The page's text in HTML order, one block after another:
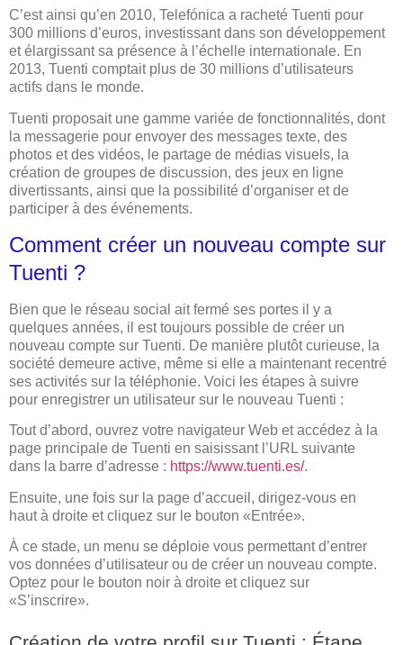
C’est ainsi qu’en 2010, Telefónica a racheté Tuenti pour
300 millions d’euros, investissant dans son développement
et élargissant sa présence à l’échelle internationale. En
2013, Tuenti comptait plus de 30 millions d’utilisateurs
actifs dans le monde.
Tuenti proposait une gamme variée de fonctionnalités, dont
la messagerie pour envoyer des messages texte, des
photos et des vidéos, le partage de médias visuels, la
création de groupes de discussion, des jeux en ligne
divertissants, ainsi que la possibilité d’organiser et de
participer à des événements.
Comment créer un nouveau compte sur
Tuenti ?
Bien que le réseau social ait fermé ses portes il y a
quelques années, il est toujours possible de créer un
nouveau compte sur Tuenti. De manière plutôt curieuse, la
société demeure active, même si elle a maintenant recentré
ses activités sur la téléphonie. Voici les étapes à suivre
pour enregistrer un utilisateur sur le nouveau Tuenti :
Tout d’abord, ouvrez votre navigateur Web et accédez à la
page principale de Tuenti en saisissant l’URL suivante
dans la barre d’adresse : https://www.tuenti.es/.
Ensuite, une fois sur la page d’accueil, dirigez-vous en
haut à droite et cliquez sur le bouton «Entrée».
À ce stade, un menu se déploie vous permettant d’entrer
vos données d’utilisateur ou de créer un nouveau compte.
Optez pour le bouton noir à droite et cliquez sur
«S’inscrire».